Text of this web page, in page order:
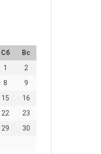
Сб
Вс
1
2
8
9
15
16
22
23
29
30